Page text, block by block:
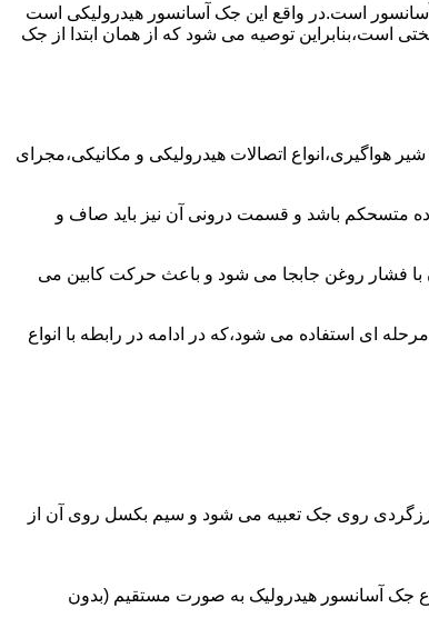
آسانسور است.در واقع این جک آسانسور هیدرولیکی است
است،بنابراین توصیه می شود که از همان ابتدا از جک
اتصالات هیدرولیکی و مکانیکی،مجرای
متسحکم باشد و قسمت درونی آن نیز باید صاف و
با فشار روغن جابجا می شود و باعث حرکت کابین می
بیش از 30 تن است از جک های غیرمستقیم و چند مرحله ای استفاده می شود،که در ادامه در رابطه با انواع
روی جک تعبیه می شود و سیم بکسل روی آن از
جک آسانسور هیدرولیک به صورت مستقیم (بدون